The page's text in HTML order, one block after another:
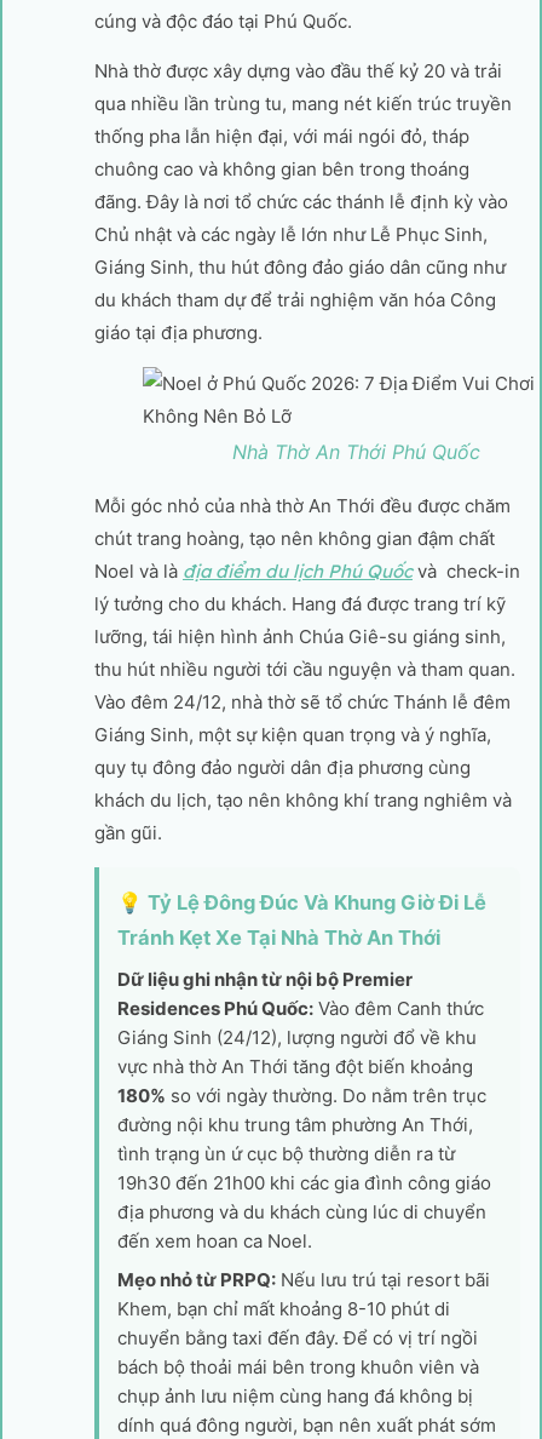
cúng và độc đáo tại Phú Quốc.
Nhà thờ được xây dựng vào đầu thế kỷ 20 và trải
qua nhiều lần trùng tu, mang nét kiến trúc truyền
thống pha lẫn hiện đại, với mái ngói đỏ, tháp
chuông cao và không gian bên trong thoáng
đãng. Đây là nơi tổ chức các thánh lễ định kỳ vào
Chủ nhật và các ngày lễ lớn như Lễ Phục Sinh,
Giáng Sinh, thu hút đông đảo giáo dân cũng như
du khách tham dự để trải nghiệm văn hóa Công
giáo tại địa phương.
Nhà Thờ An Thới Phú Quốc
Mỗi góc nhỏ của nhà thờ An Thới đều được chăm
chút trang hoàng, tạo nên không gian đậm chất
Noel và là địa điểm du lịch Phú Quốcvà check-in
lý tưởng cho du khách. Hang đá được trang trí kỹ
lưỡng, tái hiện hình ảnh Chúa Giê-su giáng sinh,
thu hút nhiều người tới cầu nguyện và tham quan.
Vào đêm 24/12, nhà thờ sẽ tổ chức Thánh lễ đêm
Giáng Sinh, một sự kiện quan trọng và ý nghĩa,
quy tụ đông đảo người dân địa phương cùng
khách du lịch, tạo nên không khí trang nghiêm và
gần gũi.
💡 Tỷ Lệ Đông Đúc Và Khung Giờ Đi Lễ
Tránh Kẹt Xe Tại Nhà Thờ An Thới
Dữ liệu ghi nhận từ nội bộ Premier
Residences Phú Quốc: Vào đêm Canh thức
Giáng Sinh (24/12), lượng người đổ về khu
vực nhà thờ An Thới tăng đột biến khoảng
180% so với ngày thường. Do nằm trên trục
đường nội khu trung tâm phường An Thới,
tình trạng ùn ứ cục bộ thường diễn ra từ
19h30 đến 21h00 khi các gia đình công giáo
địa phương và du khách cùng lúc di chuyển
đến xem hoan ca Noel.
Mẹo nhỏ từ PRPQ: Nếu lưu trú tại resort bãi
Khem, bạn chỉ mất khoảng 8-10 phút di
chuyển bằng taxi đến đây. Để có vị trí ngồi
bách bộ thoải mái bên trong khuôn viên và
chụp ảnh lưu niệm cùng hang đá không bị
dính quá đông người, bạn nên xuất phát sớm